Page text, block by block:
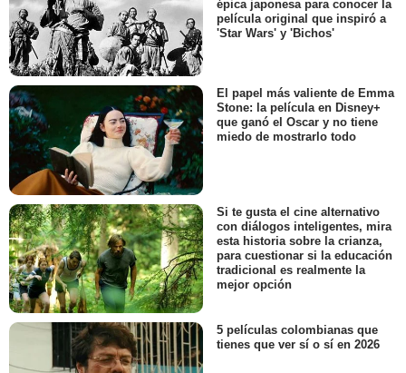
épica japonesa para conocer la
película original que inspiró a
'Star Wars' y 'Bichos'
El papel más valiente de Emma
Stone: la película en Disney+
que ganó el Oscar y no tiene
miedo de mostrarlo todo
Si te gusta el cine alternativo
con diálogos inteligentes, mira
esta historia sobre la crianza,
para cuestionar si la educación
tradicional es realmente la
mejor opción
5 películas colombianas que
tienes que ver sí o sí en 2026